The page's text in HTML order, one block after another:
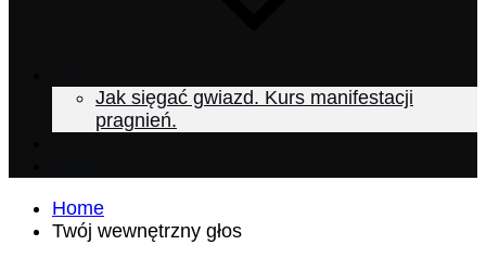
Jak sięgać gwiazd. Kurs manifestacji
pragnień.
Home
Twój wewnętrzny głos